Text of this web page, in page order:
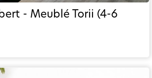
- Meublé Torii (4-6